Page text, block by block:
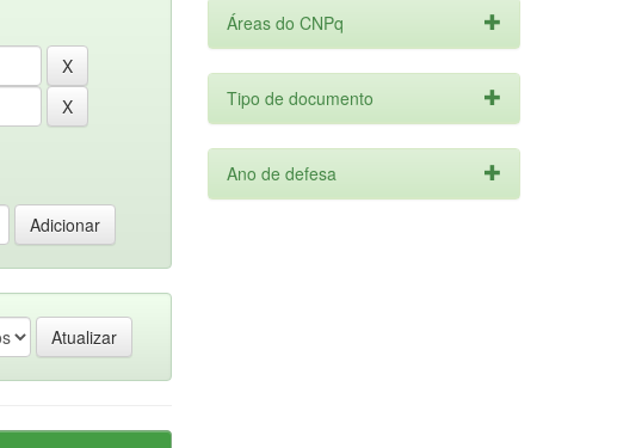
Áreas do CNPq
Tipo de documento
Ano de defesa